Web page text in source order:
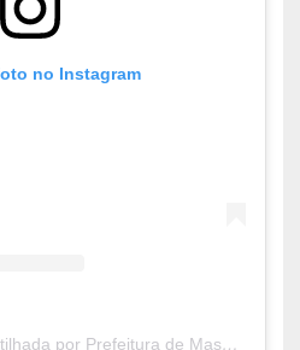
no Instagram
Uma publicação compartilhada por Prefeitura de Massapê do Piauí (@prefeiturademassapedopiaui)